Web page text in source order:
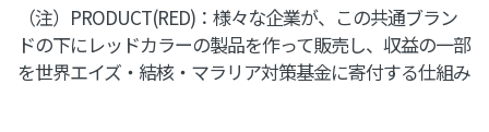
（注）PRODUCT(RED)：様々な企業が、この共通ブラン
ドの下にレッドカラーの製品を作って販売し、収益の一部
を世界エイズ・結核・マラリア対策基金に寄付する仕組み